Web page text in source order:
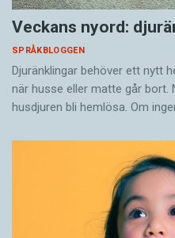
Veckans nyord:
SPRÅKBLOGGEN
Djuränklingar behöver ett nytt
när husse eller matte går bort.
husdjuren bli hemlösa. Om